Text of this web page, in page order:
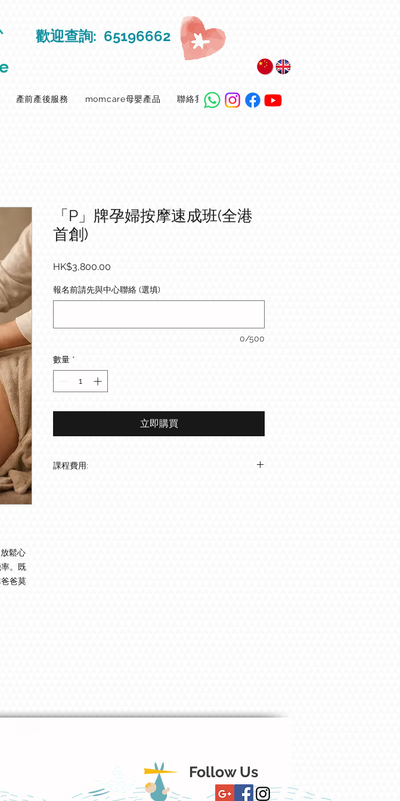
歡迎查詢: 65196662
產前產後服務 momcare母嬰產品 聯絡我們
鬆心
。既
爸莫
「P」牌孕婦按摩速成班(全港
首創)
HK$3,800.00
報名前請先與中心聯絡 (選填)
0/500
數量 *
立即購買
課程費用:
Follow Us